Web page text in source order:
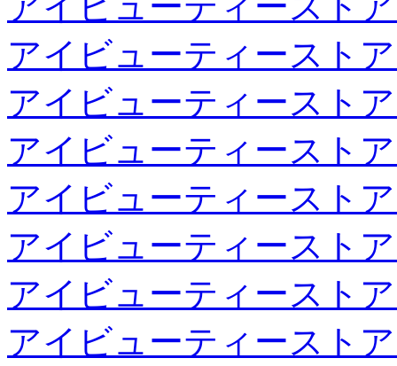
アイビューティースト
アイビューティースト
アイビューティースト
アイビューティースト
アイビューティースト
アイビューティースト
アイビューティースト